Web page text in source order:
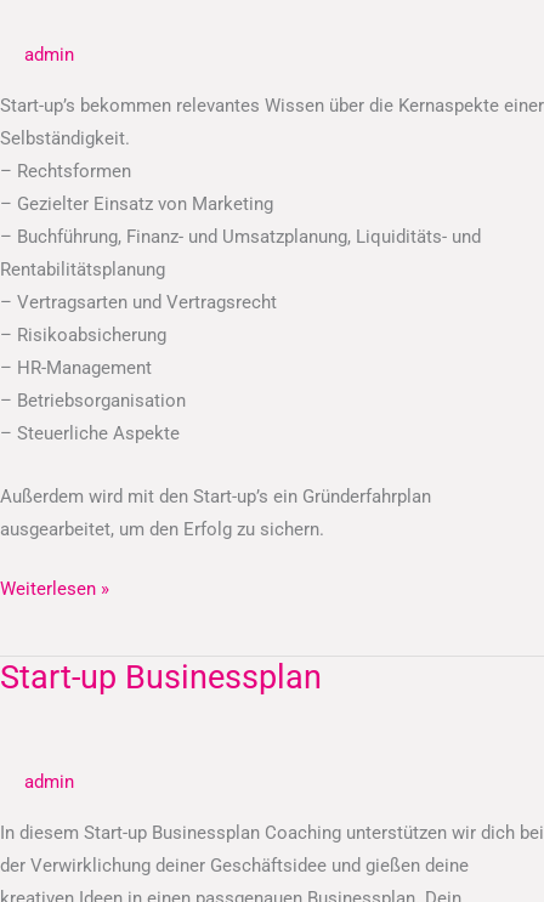
admin
Start-up’s bekommen relevantes Wissen über die Kernaspekte einer
Selbständigkeit.
– Rechtsformen
– Gezielter Einsatz von Marketing
– Buchführung, Finanz- und Umsatzplanung, Liquiditäts- und
Rentabilitätsplanung
– Vertragsarten und Vertragsrecht
– Risikoabsicherung
– HR-Management
– Betriebsorganisation
– Steuerliche Aspekte
Außerdem wird mit den Start-up’s ein Gründerfahrplan
ausgearbeitet, um den Erfolg zu sichern.
Weiterlesen »
Start-up Businessplan
admin
In diesem Start-up Businessplan Coaching unterstützen wir dich bei
der Verwirklichung deiner Geschäftsidee und gießen deine
Start-